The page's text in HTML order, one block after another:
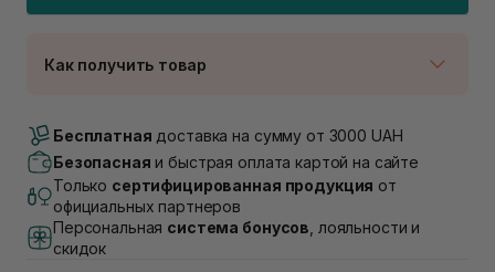
Как получить товар
В наличии
Самовывоз г. Луцк, Винниченка 4
Самовывоз г. Львов, ул. Академика Подстригача,
1В (Duck's Lake)
Нет в наличии!
Самовывоз Львов (Ивана Франко 36)
Бесплатная доставка на сумму от 3000 UAH
Безопасная и быстрая оплата картой на сайте
Только сертифицированная продукция от
официальных партнеров
Персональная система бонусов , лояльности и
скидок